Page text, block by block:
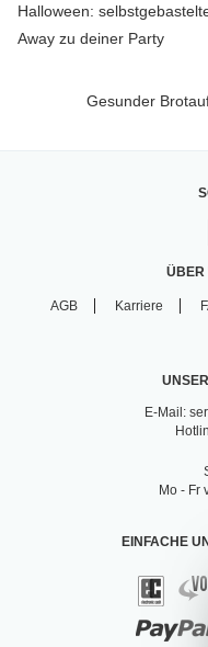
Previous
post:
Halloween:
Away zu deiner Party
Gesunder
ÜBER
AGB Karriere
E-Mail:
Mo - Fr
EINFACHE